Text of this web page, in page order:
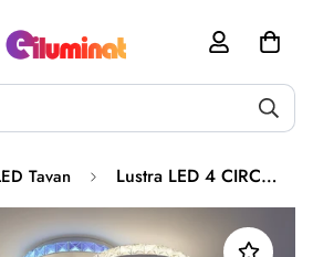
Tavan Lustra LED 4 CIRCLE Cristal Alba RGB Echivalent 500W Telecomanda